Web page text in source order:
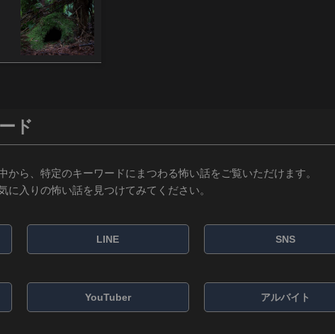
ド
から、特定のキーワードにまつわる怖い話をご覧いただけます。
に入りの怖い話を見つけてみてください。
LINE SNS
YouTuber アルバイト